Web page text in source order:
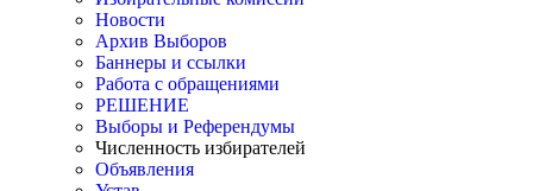
Новости
Архив Выборов
Баннеры и ссылки
Работа с обращениями
РЕШЕНИЕ
Выборы и Референдумы
Численность избирателей
Объявления